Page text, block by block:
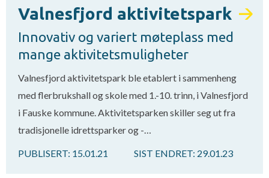
Valnesfjord aktivitetspark
Innovativ og variert møteplass med
mange aktivitetsmuligheter
Valnesfjord aktivitetspark ble etablert i sammenheng
med flerbrukshall og skole med 1.-10. trinn, i Valnesfjord
i Fauske kommune. Aktivitetsparken skiller seg ut fra
tradisjonelle idrettsparker og -…
PUBLISERT: 15.01.21 SIST ENDRET: 29.01.23